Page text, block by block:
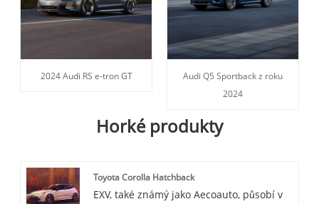
2024 Audi RS e-tron GT
Audi Q5 Sportback z roku
2024
Horké produkty
Toyota Corolla Hatchback
EXV, také známý jako Aecoauto, působí v